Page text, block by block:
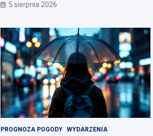
5 sierpnia 2026
PROGNOZA POGODY WYDARZENIA